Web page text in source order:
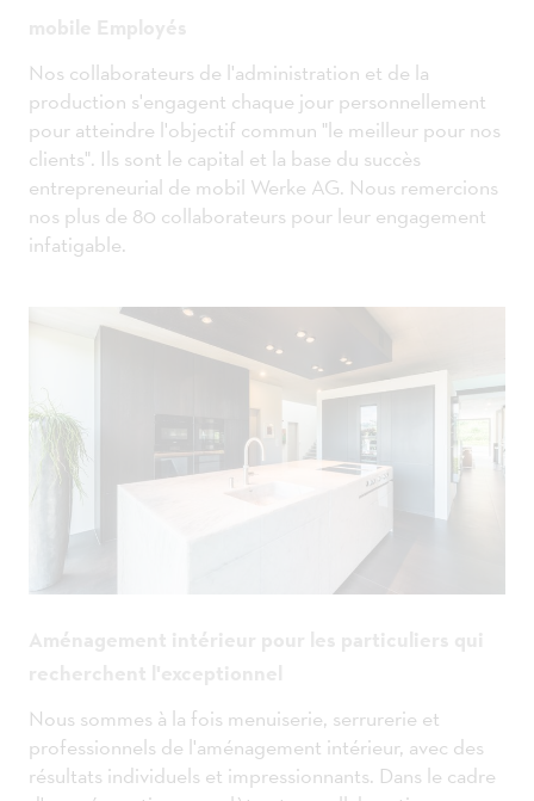
Nos collaborateurs de l'administration et de la
production s'engagent chaque jour personnellement
pour atteindre l'objectif commun "le meilleur pour nos
clients". Ils sont le capital et la base du succès
entrepreneurial de mobil Werke AG. Nous remercions
nos plus de 80 collaborateurs pour leur engagement
infatigable.
Nous sommes à la fois menuiserie, serrurerie et
professionnels de l'aménagement intérieur, avec des
résultats individuels et impressionnants. Dans le cadre